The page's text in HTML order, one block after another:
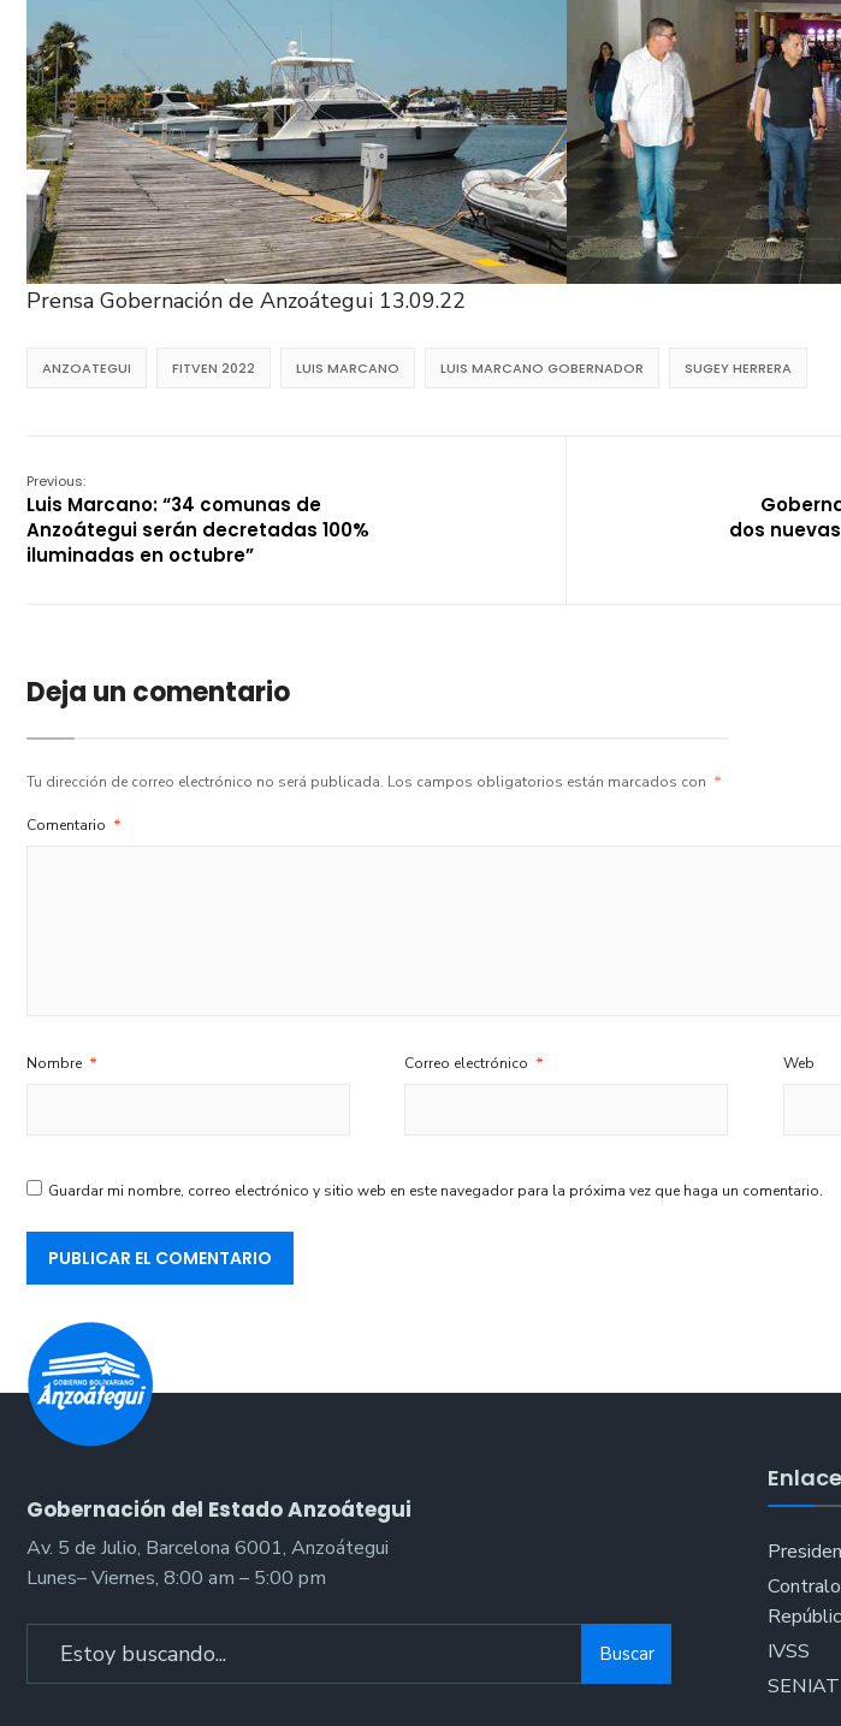
Prensa Gobernación de Anzoátegui 13.09.22
ANZOATEGUI FITVEN 2022 LUIS MARCANO LUIS MARCANO GOBERNADOR SUGEY HERRERA
Previous:
Luis Marcano: “34 comunas de
Anzoátegui serán decretadas 100%
iluminadas en octubre”
dos
Deja un comentario
Tu dirección de correo electrónico no será publicada. Los campos obligatorios están marcados con *
Comentario *
Nombre * Correo electrónico * Web
Guardar mi nombre, correo electrónico y sitio web en este navegador para la próxima vez que haga un comentario.
Gobernación del Estado Anzoátegui
Av. 5 de Julio, Barcelona 6001, Anzoátegui
Lunes– Viernes, 8:00 am – 5:00 pm
Buscar
IVSS
SENIAT